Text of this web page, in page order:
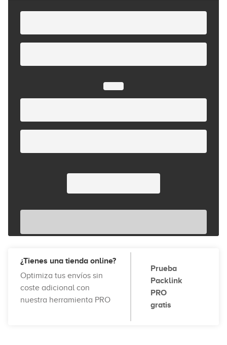
¿Tienes una tienda online?
Optimiza tus envíos sin
coste adicional con
nuestra herramienta PRO
Prueba
Packlink
PRO
gratis